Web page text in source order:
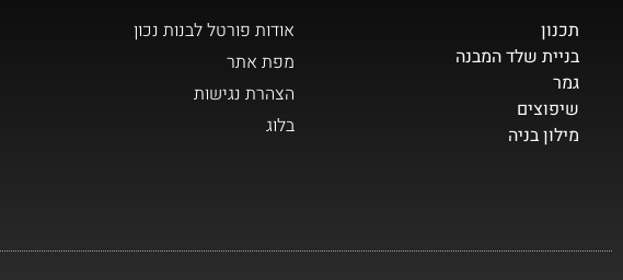
תכנון
בניית שלד המבנה
גמר
שיפוצים
מילון בניה
אודות פורטל לבנות נכון
מפת אתר
הצהרת נגישות
בלוג